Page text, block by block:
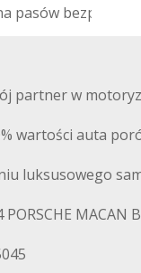
a pasów bezp
partner w
wartości auta
luksusowego
MACAN